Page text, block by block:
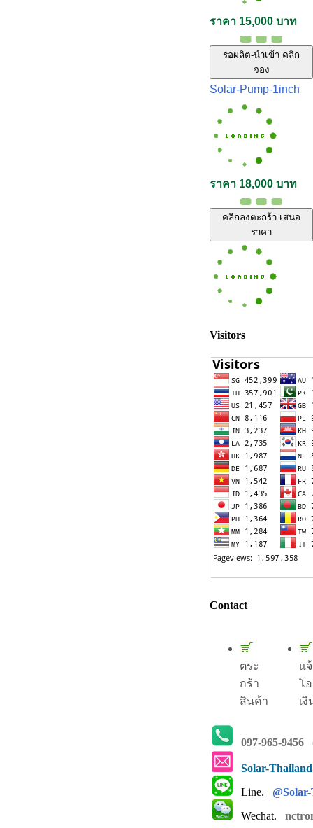
ราคา 15,000 บาท
รอผลิต-นำเข้า คลิก
จอง
Solar-Pump-1inch
ราคา 18,000 บาท
คลิกลงตะกร้า เสนอ
ราคา
Visitors
Contact
ตระ
กร้า
สินค้า
แ
โ
เงิ
097-965-9456
Solar-
Line.
Wechat.